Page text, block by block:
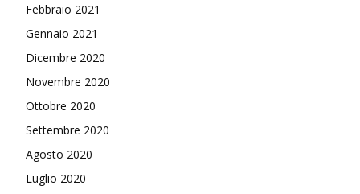
Febbraio 2021
Gennaio 2021
Dicembre 2020
Novembre 2020
Ottobre 2020
Settembre 2020
Agosto 2020
Luglio 2020